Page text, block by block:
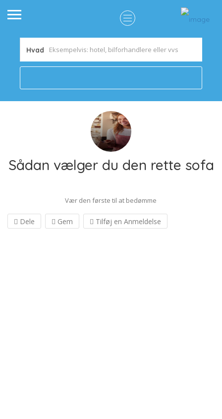
Hvad
Sådan vælger du den rette sofa
Vær den første til at bedømme
Dele Gem Tilføj en Anmeldelse